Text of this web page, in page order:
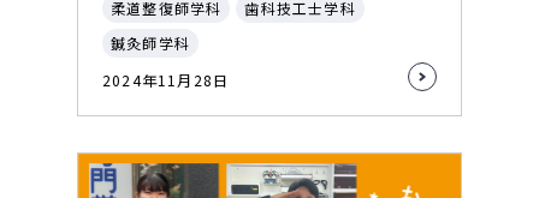
柔道整復師学科
歯科技工士学科
鍼灸師学科
2024年11月28日